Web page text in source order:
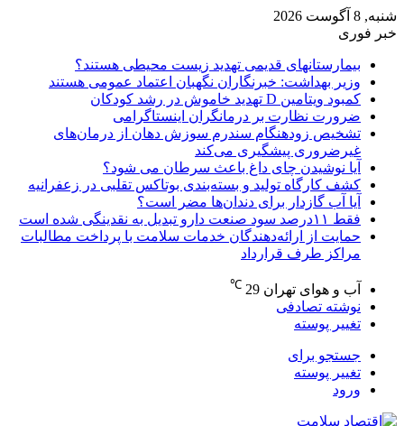
شنبه, 8 آگوست 2026
خبر فوری
بیمارستانهای قدیمی تهدید زیست محیطی هستند؟
وزیر بهداشت: خبرنگاران نگهبان اعتماد عمومی هستند
کمبود ویتامین D تهدید خاموش در رشد کودکان
ضرورت نظارت بر درمانگران اینستاگرامی
تشخیص زودهنگام سندرم سوزش دهان از درمان‌های
غیرضروری پیشگیری می‌کند
آیا نوشیدن چای داغ باعث سرطان می شود؟
کشف کارگاه تولید و بسته‌بندی بوتاکس تقلبی در زعفرانیه
آیا آب گازدار برای دندان‌ها مضر است؟
فقط ۱۱‌درصد سود صنعت دارو تبدیل به نقدینگی شده است
حمایت از ارائه‌دهندگان خدمات سلامت با پرداخت مطالبات
مراکز طرف قرارداد
آب و هوای تهران 29
℃
نوشته تصادفی
تغییر پوسته
جستجو برای
تغییر پوسته
ورود